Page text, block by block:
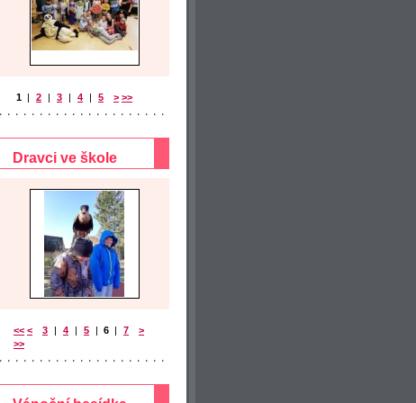
1 | 2 | 3 | 4 | 5 > >>
Dravci ve škole
<< < 3 | 4 | 5 | 6 | 7
>
>>